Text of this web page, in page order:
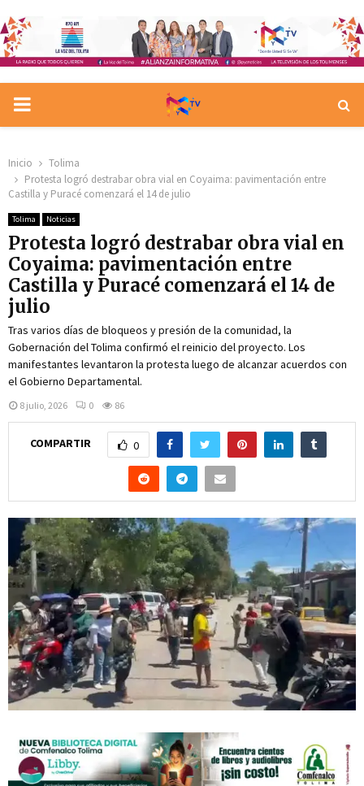
PRIMARY
Inicio
Tolima
Protesta logró destrabar obra vial en Coyaima: pavimentación entre
Castilla y Puracé comenzará el 14 de julio
Tolima Noticias
Protesta logró destrabar obra vial en
Coyaima: pavimentación entre
Castilla y Puracé comenzará el 14 de
julio
Tras varios días de bloqueos y presión de la comunidad, la
Gobernación del Tolima confirmó el reinicio del proyecto. Los
manifestantes levantaron la protesta luego de alcanzar acuerdos con
el Gobierno Departamental.
8 julio, 2026 0 86
COMPARTIR 0